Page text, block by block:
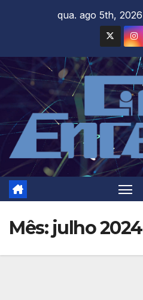
qua. ago 5th, 2026
Mês: julho 2024